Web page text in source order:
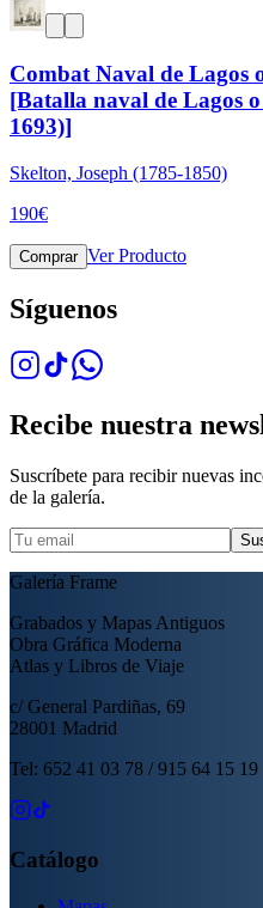
Combat Naval de Lagos
[Batalla naval de Lagos
1693)]
Skelton, Joseph (1785-1850)
190€
Comprar Ver Producto
Síguenos
Recibe nuestra
Suscríbete para recibir nuevas
de la galería.
Galería Frame
Grabados y Mapas Antiguos
Obra Gráfica Moderna
Atlas y Libros de Viaje
c/ General Pardiñas, 69
28001 Madrid
Tel: 652 41 03 78 / 915 64 15 19
Catálogo